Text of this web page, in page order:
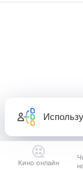
Кино онлайн